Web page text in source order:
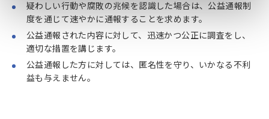
疑わしい行動や腐敗の兆候を認識した場合は、公益通報制
度を通じて速やかに通報することを求めます。
公益通報された内容に対して、迅速かつ公正に調査をし、
適切な措置を講じます。
公益通報した方に対しては、匿名性を守り、いかなる不利
益も与えません。